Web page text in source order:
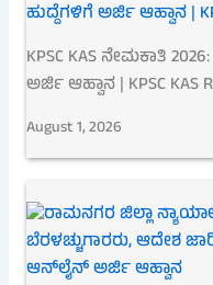
KPSC KAS ನೇಮಕಾತಿ
ಅರ್ಜಿ ಆಹ್ವಾನ | KPSC KAS
August 1, 2026